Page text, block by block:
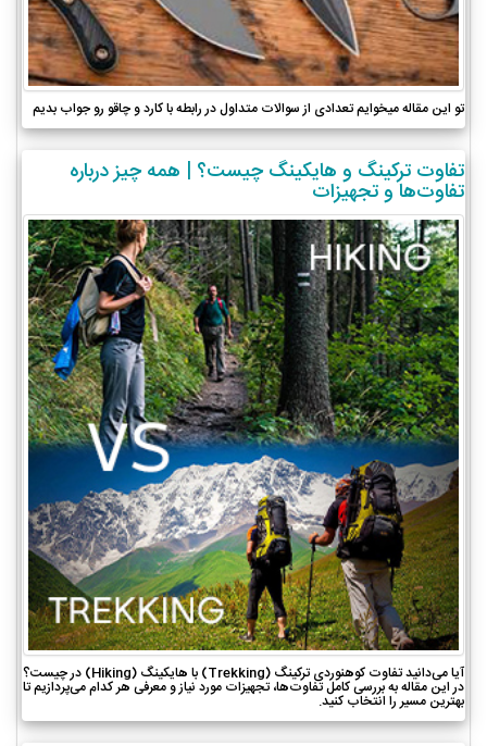
تو این مقاله میخوایم تعدادی از سوالات متداول در رابطه با کارد و چاقو رو جواب بدیم
تفاوت ترکینگ و هایکینگ چیست؟ | همه چیز درباره
تفاوت‌ها و تجهیزات
آیا می‌دانید تفاوت کوهنوردی ترکینگ (Trekking) با هایکینگ (Hiking) در چیست؟
در این مقاله به بررسی کامل تفاوت‌ها، تجهیزات مورد نیاز و معرفی هر کدام می‌پردازیم تا
بهترین مسیر را انتخاب کنید.